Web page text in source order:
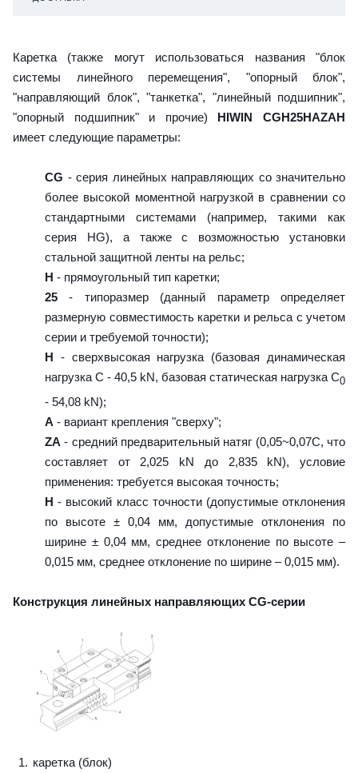
Каретка (также могут использоваться названия "блок
системы линейного перемещения", "опорный блок",
"направляющий блок", "танкетка", "линейный подшипник",
"опорный подшипник" и прочие) HIWIN CGH25HAZAH
имеет следующие параметры:
CG - серия линейных направляющих со значительно
более высокой моментной нагрузкой в сравнении со
стандартными системами (например, такими как
серия HG), а также с возможностью установки
стальной защитной ленты на рельс;
H - прямоугольный тип каретки;
25 - типоразмер (данный параметр определяет
размерную совместимость каретки и рельса с учетом
серии и требуемой точности);
H - сверхвысокая нагрузка (базовая динамическая
нагрузка C - 40,5 kN, базовая статическая нагрузка С0
- 54,08 kN);
A - вариант крепления "сверху";
ZA - средний предварительный натяг (0,05~0,07C, что
составляет от 2,025 kN до 2,835 kN), условие
применения: требуется высокая точность;
H - высокий класс точности (допустимые отклонения
по высоте ± 0,04 мм, допустимые отклонения по
ширине ± 0,04 мм, среднее отклонение по высоте –
0,015 мм, среднее отклонение по ширине – 0,015 мм).
Конструкция линейных направляющих CG-серии
каретка (блок)